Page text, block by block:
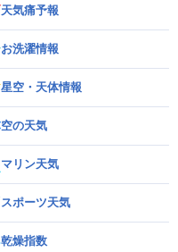
天気痛予報
お洗濯情報
星空・天体情報
空の天気
マリン天気
スポーツ天気
乾燥指数